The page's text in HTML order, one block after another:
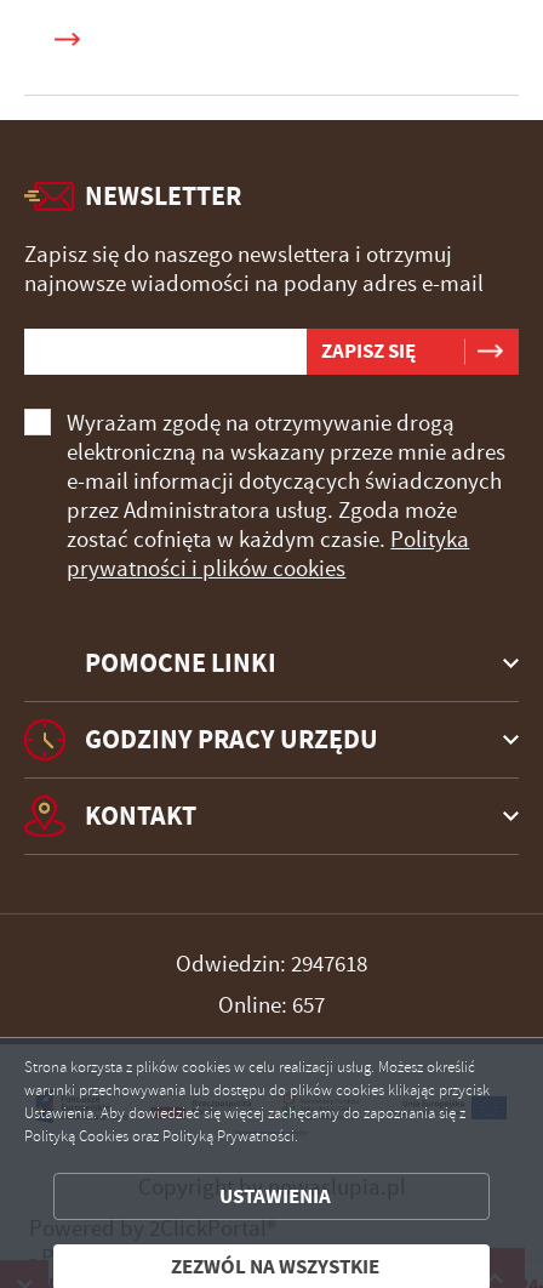
POMOCNE LINKI
NEWSLETTER
Zapisz się do naszego newslettera i otrzymuj
najnowsze wiadomości na podany adres e-mail
Wyrażam zgodę na otrzymywanie drogą
elektroniczną na wskazany przeze mnie adres
e-mail informacji dotyczących świadczonych
przez Administratora usług. Zgoda może
zostać cofnięta w każdym czasie. Polityka
prywatności i plików cookies
GODZINY PRACY URZĘDU
KONTAKT
Odwiedzin: 2947618
Online: 657
Copyright by nowaslupia.pl
Powered by2ClickPortal®
- Portale nowej generacji
Strona korzysta z plików cookies w celu realizacji usług. Możesz określić
warunki przechowywania lub dostępu do plików cookies klikając przycisk
Ustawienia. Aby dowiedzieć się więcej zachęcamy do zapoznania się z
Polityką Cookies oraz Polityką Prywatności.
USTAWIENIA
ZEZWÓL NA WSZYSTKIE
ZAPISZ WYBRANE
ZEZWÓL NA WSZYSTKIE